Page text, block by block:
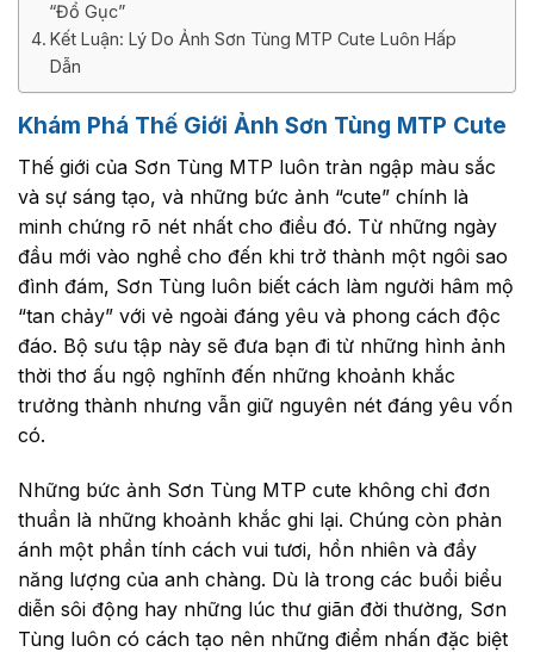
“Đổ Gục”
Kết Luận: Lý Do Ảnh Sơn Tùng MTP Cute Luôn Hấp
Dẫn
Khám Phá Thế Giới Ảnh Sơn Tùng MTP Cute
Thế giới của Sơn Tùng MTP luôn tràn ngập màu sắc
và sự sáng tạo, và những bức ảnh “cute” chính là
minh chứng rõ nét nhất cho điều đó. Từ những ngày
đầu mới vào nghề cho đến khi trở thành một ngôi sao
đình đám, Sơn Tùng luôn biết cách làm người hâm mộ
“tan chảy” với vẻ ngoài đáng yêu và phong cách độc
đáo. Bộ sưu tập này sẽ đưa bạn đi từ những hình ảnh
thời thơ ấu ngộ nghĩnh đến những khoảnh khắc
trưởng thành nhưng vẫn giữ nguyên nét đáng yêu vốn
có.
Những bức ảnh Sơn Tùng MTP cute không chỉ đơn
thuần là những khoảnh khắc ghi lại. Chúng còn phản
ánh một phần tính cách vui tươi, hồn nhiên và đầy
năng lượng của anh chàng. Dù là trong các buổi biểu
diễn sôi động hay những lúc thư giãn đời thường, Sơn
Tùng luôn có cách tạo nên những điểm nhấn đặc biệt